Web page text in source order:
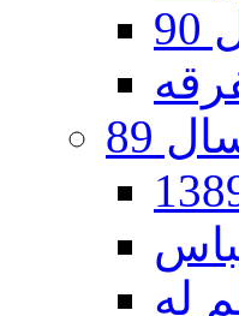
89